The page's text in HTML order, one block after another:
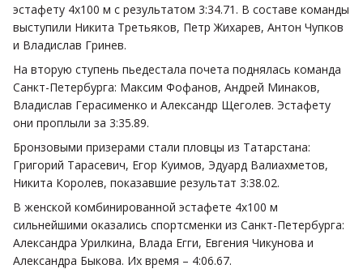
эстафету 4х100 м с результатом 3:34.71. В составе команды
выступили Никита Третьяков, Петр Жихарев, Антон Чупков
и Владислав Гринев.
На вторую ступень пьедестала почета поднялась команда
Санкт-Петербурга: Максим Фофанов, Андрей Минаков,
Владислав Герасименко и Александр Щеголев. Эстафету
они проплыли за 3:35.89.
Бронзовыми призерами стали пловцы из Татарстана:
Григорий Тарасевич, Егор Куимов, Эдуард Валиахметов,
Никита Королев, показавшие результат 3:38.02.
В женской комбинированной эстафете 4х100 м
сильнейшими оказались спортсменки из Санкт-Петербурга:
Александра Урилкина, Влада Егги, Евгения Чикунова и
Александра Быкова. Их время – 4:06.67.